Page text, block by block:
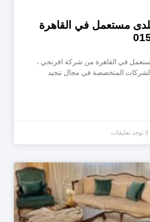
مستعمل في القاهرة
في القاهرة من شركة افرنجي ،
الشركات المتخصصة في مجال تنجيد
لا توجد تعليقات